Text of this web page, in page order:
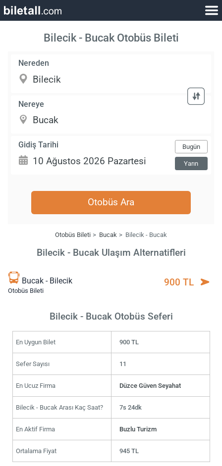
Bilecik - Bucak Otobüs Bileti
Nereden
Nereye
Gidiş Tarihi Bugün
Yarın
Otobüs Ara
Otobüs Bileti Bucak Bilecik - Bucak
Bilecik - Bucak Ulaşım Alternatifleri
Bucak - Bilecik
Otobüs Bileti
900 TL
Bilecik - Bucak Otobüs Seferi
En Uygun Bilet 900 TL
Sefer Sayısı 11
En Ucuz Firma Düzce Güven Seyahat
Bilecik - Bucak Arası Kaç Saat? 7s 24dk
En Aktif Firma Buzlu Turizm
Ortalama Fiyat 945 TL